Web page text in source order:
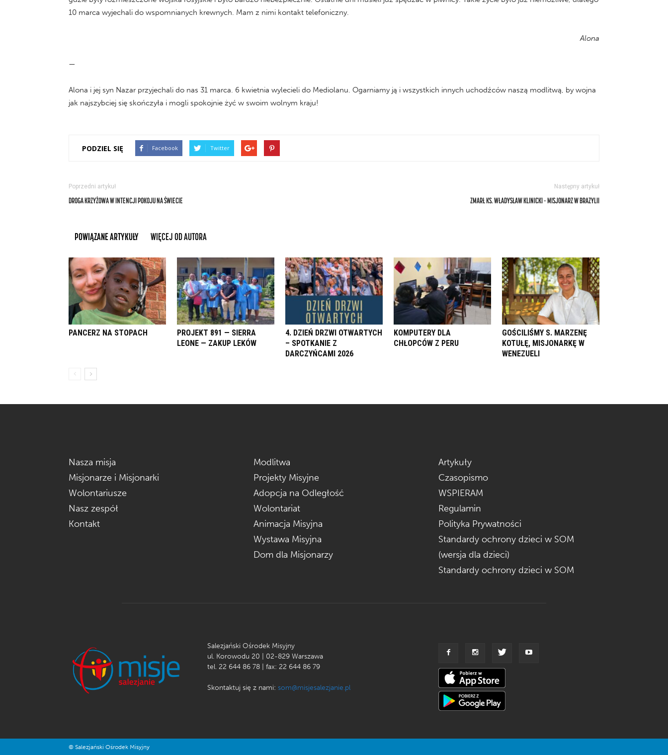
10 marca wyjechali do wspomnianych krewnych. Mam z nimi kontakt telefoniczny.
Alona
—
Alona i jej syn Nazar przyjechali do nas 31 marca. 6 kwietnia wylecieli do Mediolanu. Ogarniamy ją i wszystkich innych uchodźców naszą modlitwą, by wojna
jak najszybciej się skończyła i mogli spokojnie żyć w swoim wolnym kraju!
PODZIEL SIĘ Facebook Twitter
Poprzedni artykuł
DROGA KRZYŻOWA W INTENCJI POKOJU NA ŚWIECIE
Następny artykuł
ZMARŁ KS. WŁADYSŁAW KLINICKI – MISJONARZ W BRAZYLII
POWIĄZANE ARTYKUŁY WIĘCEJ OD AUTORA
PANCERZ NA STOPACH
PROJEKT 891 — SIERRA
LEONE — ZAKUP LEKÓW
4. DZIEŃ DRZWI OTWARTYCH
– SPOTKANIE Z
DARCZYŃCAMI 2026
KOMPUTERY DLA
CHŁOPCÓW Z PERU
GOŚCILIŚMY S. MARZENĘ
KOTUŁĘ, MISJONARKĘ W
WENEZUELI
Nasza misja
Misjonarze i Misjonarki
Wolontariusze
Nasz zespół
Kontakt
Modlitwa
Projekty Misyjne
Adopcja na Odległość
Wolontariat
Animacja Misyjna
Wystawa Misyjna
Dom dla Misjonarzy
Artykuły
Czasopismo
WSPIERAM
Regulamin
Polityka Prywatności
Standardy ochrony dzieci w SOM
(wersja dla dzieci)
Standardy ochrony dzieci w SOM
Salezjański Ośrodek Misyjny
ul. Korowodu 20 | 02-829 Warszawa
tel. 22 644 86 78 | fax: 22 644 86 79
Skontaktuj się z nami: som@misjesalezjanie.pl
© Salezjański Ośrodek Misyjny